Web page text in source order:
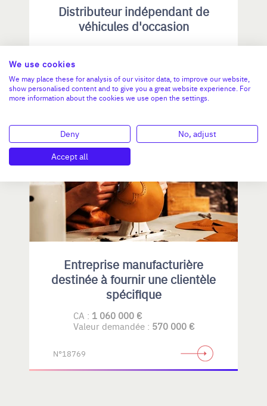
Distributeur indépendant de
véhicules d'occasion
CA :
N°18779
BOURGOGNE-FRANCHE-COMTÉ
Entreprise manufacturière
destinée à fournir une clientèle
spécifique
CA : 1 060 000 €
Valeur demandée : 570 000 €
N°18769
We use cookies
We may place these for analysis of our visitor data, to improve our website,
show personalised content and to give you a great website experience. For
more information about the cookies we use open the settings.
Deny
No, adjust
Accept all